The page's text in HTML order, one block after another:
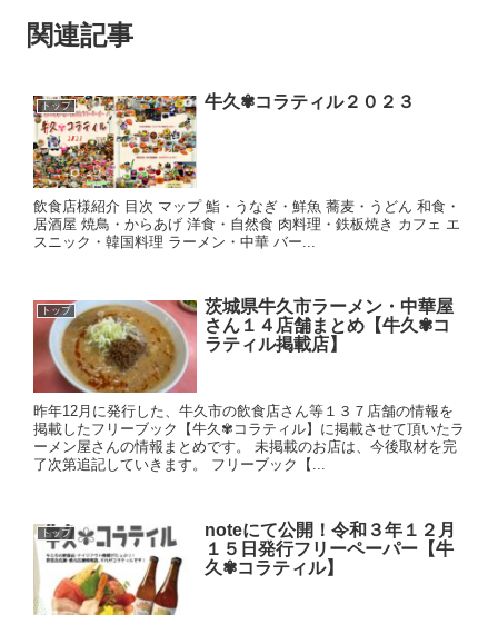
関連記事
トップ 牛久✾コラティル２０２３
飲食店様紹介 目次 マップ 鮨・うなぎ・鮮魚 蕎麦・うどん 和食・
居酒屋 焼鳥・からあげ 洋食・自然食 肉料理・鉄板焼き カフェ エ
スニック・韓国料理 ラーメン・中華 バー...
トップ
茨城県牛久市ラーメン・中華屋
さん１４店舗まとめ【牛久✾コ
ラティル掲載店】
昨年12月に発行した、牛久市の飲食店さん等１３７店舗の情報を
掲載したフリーブック【牛久✾コラティル】に掲載させて頂いたラ
ーメン屋さんの情報まとめです。 未掲載のお店は、今後取材を完
了次第追記していきます。 フリーブック【...
トップ
noteにて公開！令和３年１２月
１５日発行フリーペーパー【牛
久✾コラティル】